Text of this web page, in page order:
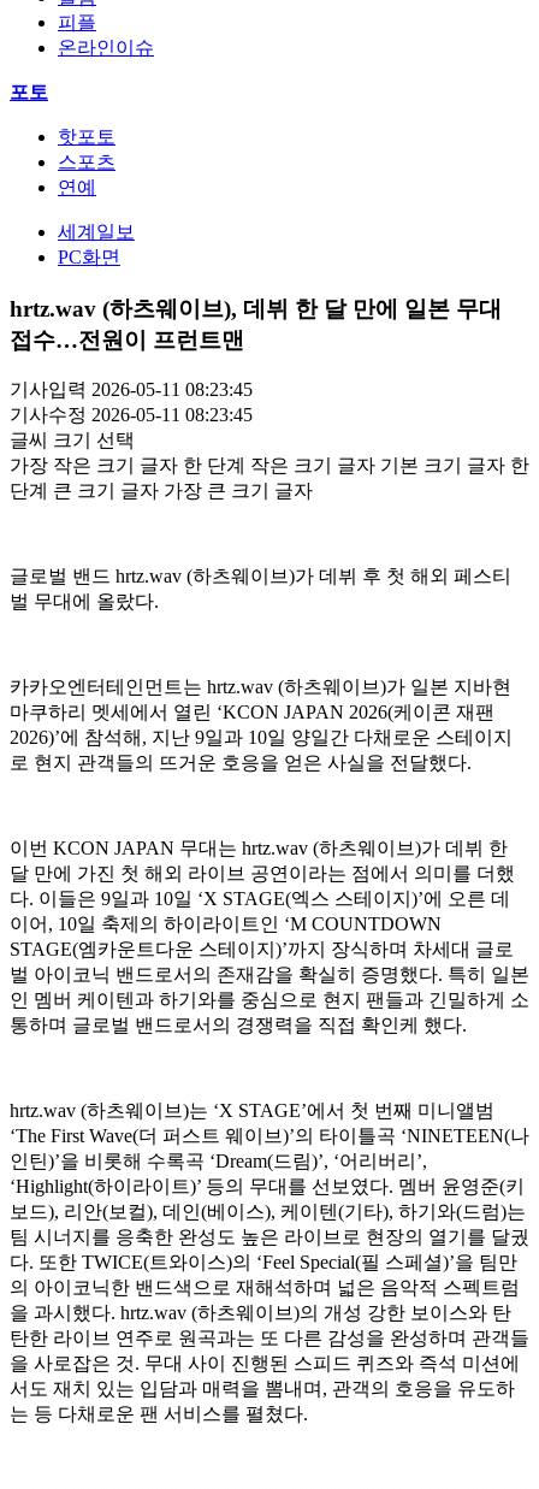
피플
온라인이슈
포토
핫포토
스포츠
연예
세계일보
PC화면
hrtz.wav (하츠웨이브), 데뷔 한 달 만에 일본 무대
접수…전원이 프런트맨
기사입력 2026-05-11 08:23:45
기사수정 2026-05-11 08:23:45
글씨 크기 선택
가장 작은 크기 글자 한 단계 작은 크기 글자 기본 크기 글자 한
단계 큰 크기 글자 가장 큰 크기 글자
글로벌 밴드 hrtz.wav (하츠웨이브)가 데뷔 후 첫 해외 페스티
벌 무대에 올랐다.
카카오엔터테인먼트는 hrtz.wav (하츠웨이브)가 일본 지바현
마쿠하리 멧세에서 열린 ‘KCON JAPAN 2026(케이콘 재팬
2026)’에 참석해, 지난 9일과 10일 양일간 다채로운 스테이지
로 현지 관객들의 뜨거운 호응을 얻은 사실을 전달했다.
이번 KCON JAPAN 무대는 hrtz.wav (하츠웨이브)가 데뷔 한
달 만에 가진 첫 해외 라이브 공연이라는 점에서 의미를 더했
다. 이들은 9일과 10일 ‘X STAGE(엑스 스테이지)’에 오른 데
이어, 10일 축제의 하이라이트인 ‘M COUNTDOWN
STAGE(엠카운트다운 스테이지)’까지 장식하며 차세대 글로
벌 아이코닉 밴드로서의 존재감을 확실히 증명했다. 특히 일본
인 멤버 케이텐과 하기와를 중심으로 현지 팬들과 긴밀하게 소
통하며 글로벌 밴드로서의 경쟁력을 직접 확인케 했다.
hrtz.wav (하츠웨이브)는 ‘X STAGE’에서 첫 번째 미니앨범
‘The First Wave(더 퍼스트 웨이브)’의 타이틀곡 ‘NINETEEN(나
인틴)’을 비롯해 수록곡 ‘Dream(드림)’, ‘어리버리’,
‘Highlight(하이라이트)’ 등의 무대를 선보였다. 멤버 윤영준(키
보드), 리안(보컬), 데인(베이스), 케이텐(기타), 하기와(드럼)는
팀 시너지를 응축한 완성도 높은 라이브로 현장의 열기를 달궜
다. 또한 TWICE(트와이스)의 ‘Feel Special(필 스페셜)’을 팀만
의 아이코닉한 밴드색으로 재해석하며 넓은 음악적 스펙트럼
을 과시했다. hrtz.wav (하츠웨이브)의 개성 강한 보이스와 탄
탄한 라이브 연주로 원곡과는 또 다른 감성을 완성하며 관객들
을 사로잡은 것. 무대 사이 진행된 스피드 퀴즈와 즉석 미션에
서도 재치 있는 입담과 매력을 뽐내며, 관객의 호응을 유도하
는 등 다채로운 팬 서비스를 펼쳤다.